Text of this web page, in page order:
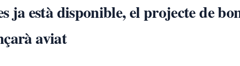
ja està disponible, el projecte de
aviat